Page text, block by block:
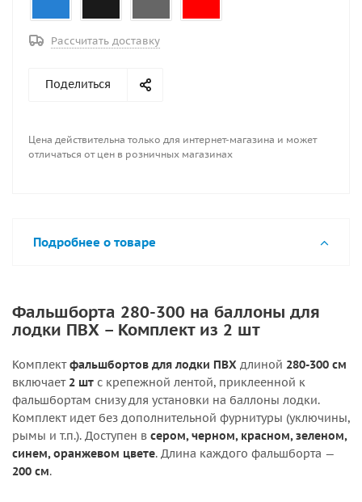
Рассчитать доставку
Поделиться
Цена действительна только для интернет-магазина и может
отличаться от цен в розничных магазинах
Подробнее о товаре
Фальшборта 280-300 на баллоны для
лодки ПВХ – Комплект из 2 шт
Комплектфальшбортов для лодки ПВХ длиной 280-300 см
включает2 шт с крепежной лентой, приклеенной к
фальшбортам снизу для установки на баллоны лодки.
Комплект идет без дополнительной фурнитуры (уключины,
рымы и т.п.). Доступен в сером, черном, красном, зеленом,
синем, оранжевом цвете. Длина каждого фальшборта —
200 см.